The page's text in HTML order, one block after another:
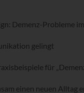
Demenz-Probleme
gelingt
für
einen neuen Alltag